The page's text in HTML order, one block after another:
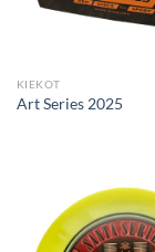
KIEKOT
Art Series 2025